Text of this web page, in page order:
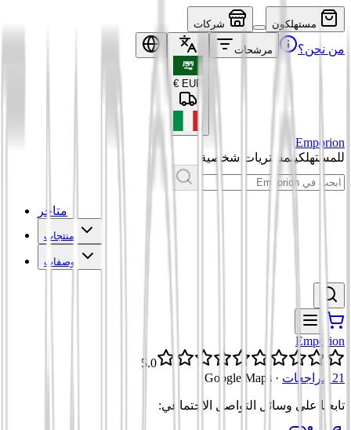
مستهلكون شركات
من نحن؟ مرشحات
EUR
€
Emporion
للمستهلكينمشتريات شخصية
متاجر
منتجات
وصفات
Emporion
5.0
21 مراجعات
·
Google Maps
تابعنا على وسائل التواصل الاجتماعي: